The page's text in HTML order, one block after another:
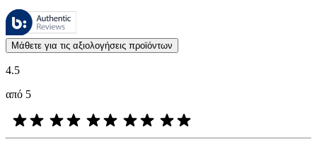
Αυτές οι κριτικές υποβάλλονται σε διαχείριση από το
Οι απόψεις των πελατών με τη μορφή αξιολογήσεων προϊόντων και
Μάθετε για τις αξιολογήσεις προϊόντων
4.5
από 5